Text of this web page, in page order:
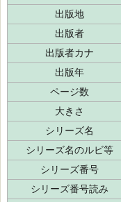
出版地
出版者
出版者カナ
出版年
ページ数
大きさ
シリーズ名
シリーズ名のルビ等
シリーズ番号
シリーズ番号読み